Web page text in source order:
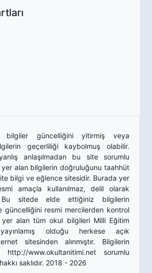
bilgiler güncelliğini yitirmiş veya
geçerliliği kaybolmuş olabilir.
anlaşılmadan bu site sorumlu
alan bilgilerin doğruluğunu taahhüt
bilgi ve eğlence sitesidir. Burada yer
amaçla kullanılmaz, delil olarak
Bu sitede elde ettiğiniz bilgilerin
güncelliğini resmi mercilerden kontrol
alan tüm okul bilgileri Milli Eğitim
yayınlamış olduğu herkese açık
sitesinden alınmıştır. Bilgilerin
http://www.okultanitimi.net sorumlu
saklıdır. 2018 - 2026